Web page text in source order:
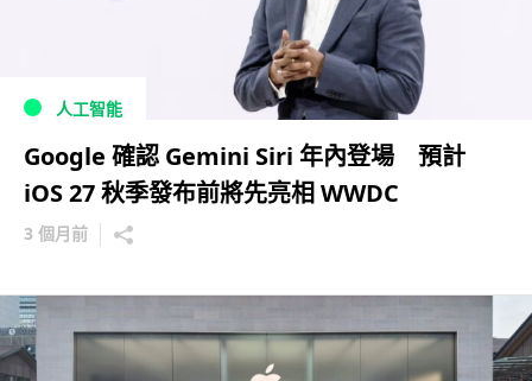
人工智能
Google 確認 Gemini Siri 年內登場 預計
iOS 27 秋季發布前將先亮相 WWDC
3 個月前